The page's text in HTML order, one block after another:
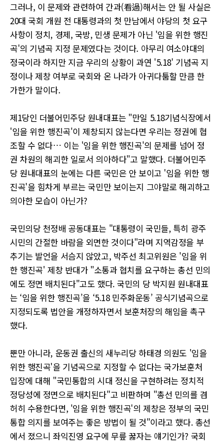
그러나, 이 문제와 관련하여 간과(看過)해서는 안 될 사실은
20대 국회 개원 전 대통령과의 첫 만남에서 야당의 첫 요구
사항이 정치, 경제, 국방, 민생 문제가 아닌 '임을 위한 행진
곡'의 기념곡 지정 문제였다는 것이다. 아무리 여소야대의
정국이라 하지만 지금 우리의 상황이 과연 '5.18' 기념곡 지
정이나 제창 여부로 국회와 온 나라가 아귀다툼할 만큼 한
가한가 말이다.
제1당인 더불어민주당 원내대표는 "만일 5.18기념식장에서
'임을 위한 행진곡'이 제창되지 않는다면 우리는 정권에 협
조할 수 없다… 이는 '임을 위한 행진곡'의 문제를 넘어 정
권 차원의 해괴한 일로서 의아하다"고 말했다. 더불어민주
당 원내대표의 눈에는 다른 국민은 안 보이고 '임을 위한 행
진곡'을 힘차게 부르는 국민만 보이는지 그야말로 해괴하고
의아한 모습이 아닌가?
국민의당 천정배 공동대표는 "대통령이 국민들, 특히 광주
시민의 간절한 바람을 외면한 것이다"라며 지역감정을 부
추기는 발언을 서슴지 않았고, 박주선 최고위원은 '임을 위
한 행진곡' 제창 반대가 "소통과 협치를 요구하는 총선 민의
에도 정면 배치된다"고도 했다. 국민의 당 박지원 원내대표
는 ‘임을 위한 행진곡’을 ‘5.18 민주화운동’ 공식기념곡으로
지정되도록 법안을 개정하자면서 보훈처장의 해임을 촉구
했다.
뿐만 아니라, 운동권 출신의 새누리당 하태경 의원도 '임을
위한 행진곡'을 기념곡으로 지정할 수 없다는 국가보훈처
입장에 대해 "국민통합의 시대 정신을 구현하려는 정치적
정당성에 정면으로 배치된다"고 비판하며 "총선 민의를 겸
허히 수용한다면, '임을 위한 행진곡'의 제창은 정부의 국민
통합 의지를 보여주는 좋은 방법이 될 것"이라고 했다. 총선
에서 졌으니 좌익진영 요구에 무릎 꿇자는 얘기인가? 국회